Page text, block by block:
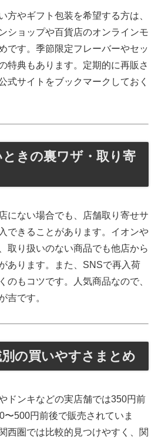
方やギフト包装を希望する方は、
ショップや百貨店のオンラインモ
です。季節限定フレーバーやセッ
特典もあります。定期的に再販さ
式サイトをブックマークしておく
きの裏ワザ・取り寄
にない場合でも、店舗取り寄せサ
できることがあります。イオンや
取り扱いのない商品でも他店から
あります。また、SNSで再入荷
のもコツです。人気商品なので、
吉です。
の買いやすさまとめ
ドンキなどの実店舗では350円前
500円前後で販売されていま
西圏では比較的見つけやすく、関